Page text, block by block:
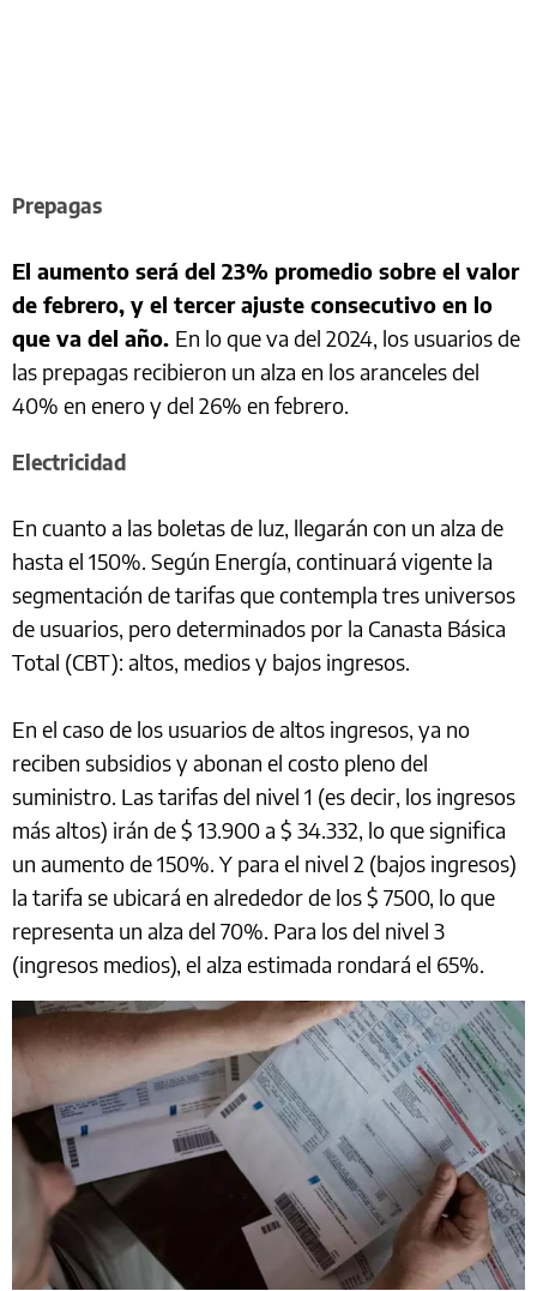
Prepagas
El aumento será del 23% promedio sobre el valor
de febrero, y el tercer ajuste consecutivo en lo
que va del año. En lo que va del 2024, los usuarios de
las prepagas recibieron un alza en los aranceles del
40% en enero y del 26% en febrero.
Electricidad
En cuanto a las boletas de luz, llegarán con un alza de
hasta el 150%. Según Energía, continuará vigente la
segmentación de tarifas que contempla tres universos
de usuarios, pero determinados por la Canasta Básica
Total (CBT): altos, medios y bajos ingresos.
En el caso de los usuarios de altos ingresos, ya no
reciben subsidios y abonan el costo pleno del
suministro. Las tarifas del nivel 1 (es decir, los ingresos
más altos) irán de $ 13.900 a $ 34.332, lo que significa
un aumento de 150%. Y para el nivel 2 (bajos ingresos)
la tarifa se ubicará en alrededor de los $ 7500, lo que
representa un alza del 70%. Para los del nivel 3
(ingresos medios), el alza estimada rondará el 65%.